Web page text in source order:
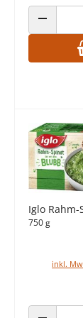
ANZAHL
Iglo
750 g
inkl.